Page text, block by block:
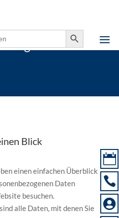
Search Button
Blick
einen einfachen Überblick
Daten
besuchen.
alle Daten, mit denen Sie


